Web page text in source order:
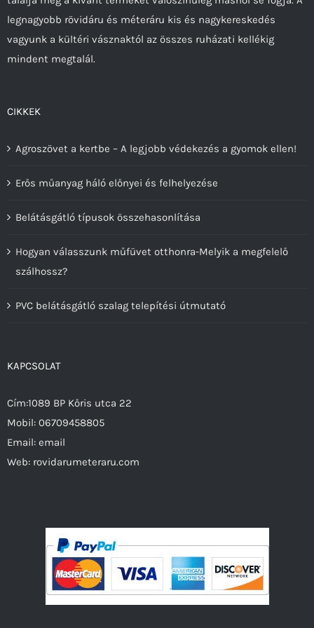
legnagyobb rövidáru és méteráru kis és nagykereskedés
vagyunk a kültéri vásznaktól az összes ruházati kellékig
mindent megtalál.
CIKKEK
Agroszövet a kertbe – A legjobb védekezés a gyomok ellen!
Erős műanyag háló előnyei és felhelyezése
Belátásgátló típusok összehasonlítása
Hogyan válasszunk műfüvet otthonra-Melyik a megfelelő
szálhossz?
PVC belátásgátló szalag telepítési útmutató
KAPCSOLAT
Cím:1089 BP Kőris utca 22
Mobil: 06709458805
Email: email
Web: rovidarumeteraru.com